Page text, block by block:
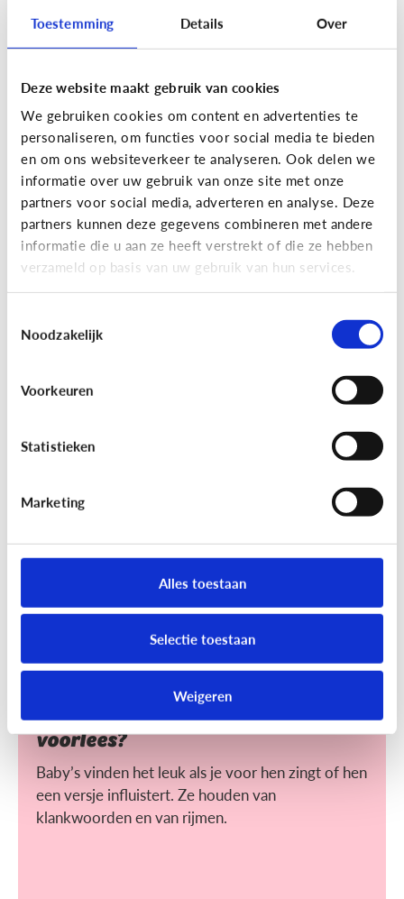
Toestemming Details Over
Deze website maakt gebruik van cookies
We gebruiken cookies om content en advertenties te
personaliseren, om functies voor social media te bieden
en om ons websiteverkeer te analyseren. Ook delen we
informatie over uw gebruik van onze site met onze
partners voor social media, adverteren en analyse. Deze
partners kunnen deze gegevens combineren met andere
informatie die u aan ze heeft verstrekt of die ze hebben
verzameld op basis van uw gebruik van hun services.
Noodzakelijk
Voorkeuren
Statistieken
Marketing
Alles toestaan
Selectie toestaan
Weigeren
Lees de 3 tips
Lezen
Mijn kind kan lezen, heeft het zin
dat ik nog voorlees?
Lezen
Voorlezen aan jonge kinderen zorgt ervoor dat ze
hen makkelijker?
Heeft het nut dat ik mijn baby
voorlees?
Baby’s vinden het leuk als je voor hen zingt of hen
een versje influistert. Ze houden van
klankwoorden en van rijmen.